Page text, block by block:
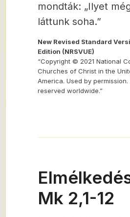
mondták: „Ilyet
láttunk soha.”
New Revised Standard
Edition (NRSVUE)
“Copyright © 2021 National
Churches of Christ in the
America. Used by permission.
reserved worldwide.”
Mk 2,1-12